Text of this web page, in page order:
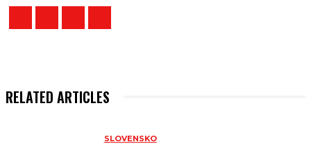
RELATED ARTICLES
SLOVENSKO